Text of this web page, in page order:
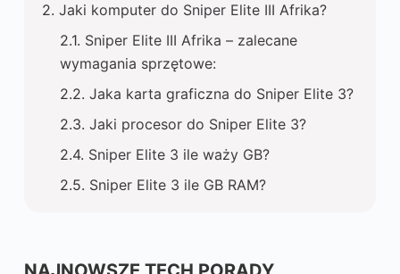
Jaki komputer do Sniper Elite III Afrika?
Sniper Elite III Afrika – zalecane
wymagania sprzętowe:
Jaka karta graficzna do Sniper Elite 3?
Jaki procesor do Sniper Elite 3?
Sniper Elite 3 ile waży GB?
Sniper Elite 3 ile GB RAM?